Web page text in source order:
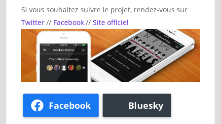
Si vous souhaitez suivre le projet, rendez-vous sur
Twitter // Facebook //Site officiel
Facebook Bluesky